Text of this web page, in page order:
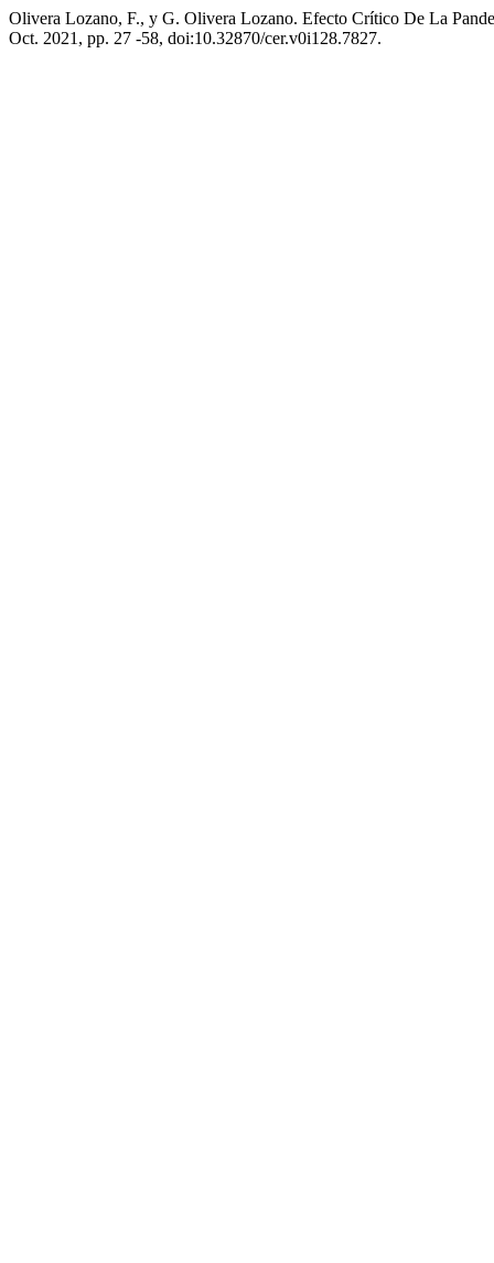
Olivera Lozano, F., y G. Olivera Lozano. Efecto Crítico De La
Oct. 2021, pp. 27 -58, doi:10.32870/cer.v0i128.7827.